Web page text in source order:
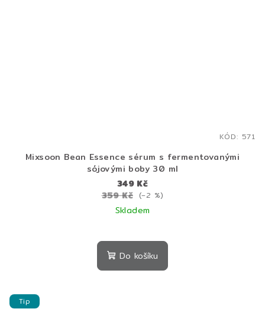
Mixsoon Bean Essence sérum s fermentovanými
sójovými boby 30 ml
349 Kč
359 Kč (–2 %)
Skladem
Do košíku
KÓD: 571
Tip